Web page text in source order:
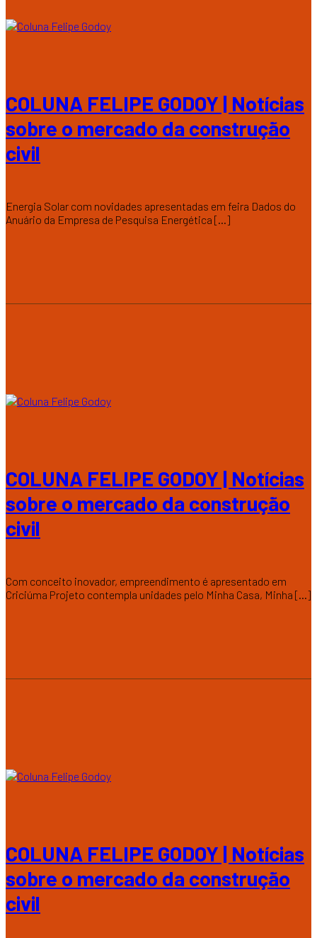
COLUNA FELIPE GODOY | Notícias
sobre o mercado da construção
civil
Energia Solar com novidades apresentadas em feira Dados do
Anuário da Empresa de Pesquisa Energética [...]
COLUNA FELIPE GODOY | Notícias
sobre o mercado da construção
civil
Com conceito inovador, empreendimento é apresentado em
Criciúma Projeto contempla unidades pelo Minha Casa, Minha [...]
COLUNA FELIPE GODOY | Notícias
sobre o mercado da construção
civil